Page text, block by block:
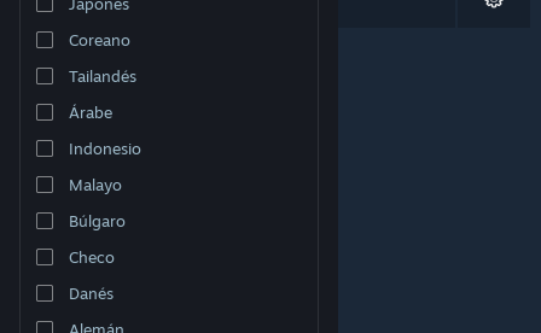
Descargar Steam Mobile
Ver versión clásica
Coreano
Tailandés
Árabe
Indonesio
Malayo
Búlgaro
Checo
Danés
basándose en tus preferencias.